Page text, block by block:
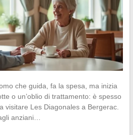
che guida, fa la spesa, ma inizia
o un’oblio di trattamento: è spesso
visitare Les Diagonales a Bergerac.
anziani…